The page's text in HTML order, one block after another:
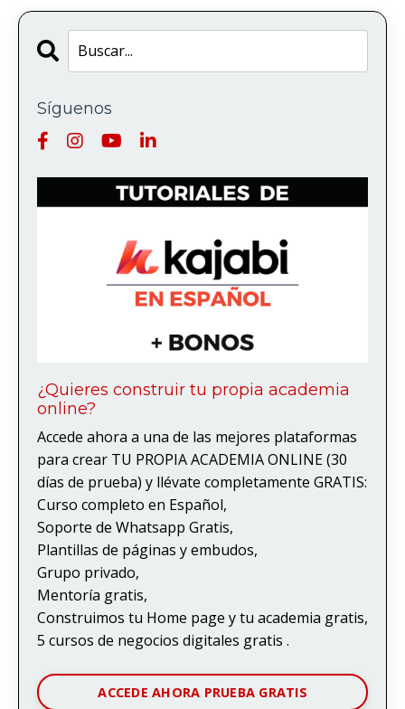
Síguenos
¿Quieres construir tu propia academia
online?
Accede ahora a una de las mejores plataformas
para crear TU PROPIA ACADEMIA ONLINE (30
días de prueba) y llévate completamente GRATIS:
Curso completo en Español,
Soporte de Whatsapp Gratis,
Plantillas de páginas y embudos,
Grupo privado,
Mentoría gratis,
Construimos tu Home page y tu academia gratis,
5 cursos de negocios digitales gratis .
ACCEDE AHORA PRUEBA GRATIS